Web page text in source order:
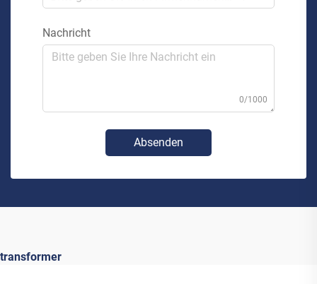
Nachricht
0/1000
Absenden
transformer